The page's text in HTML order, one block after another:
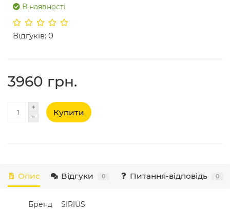
В наявності
Відгуків: 0
3960 грн.
Купити
Опис Відгуки 0 Питання-відповідь 0
Бренд
SIRIUS